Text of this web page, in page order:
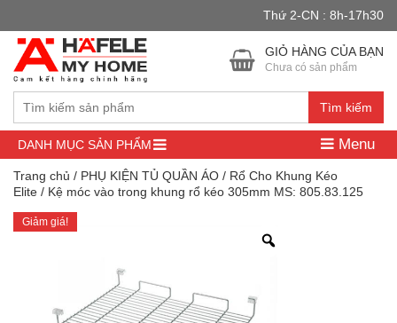
Thứ 2-CN : 8h-17h30
Tìm kiếm
GIỎ HÀNG CỦA BẠN
Chưa có sản phẩm
DANH MỤC SẢN PHẨM Menu
Trang chủ / PHỤ KIỆN TỦ QUẦN ÁO / Rổ Cho Khung Kéo
Elite / Kệ móc vào trong khung rổ kéo 305mm MS: 805.83.125
Giảm giá!
Đây là cửa hàng demo nhằm mục đích thử nghiệm — các đơn hàng
sẽ không có hiệu lực.